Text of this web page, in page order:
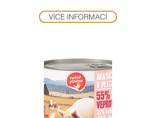
VÍCE INFORMACÍ